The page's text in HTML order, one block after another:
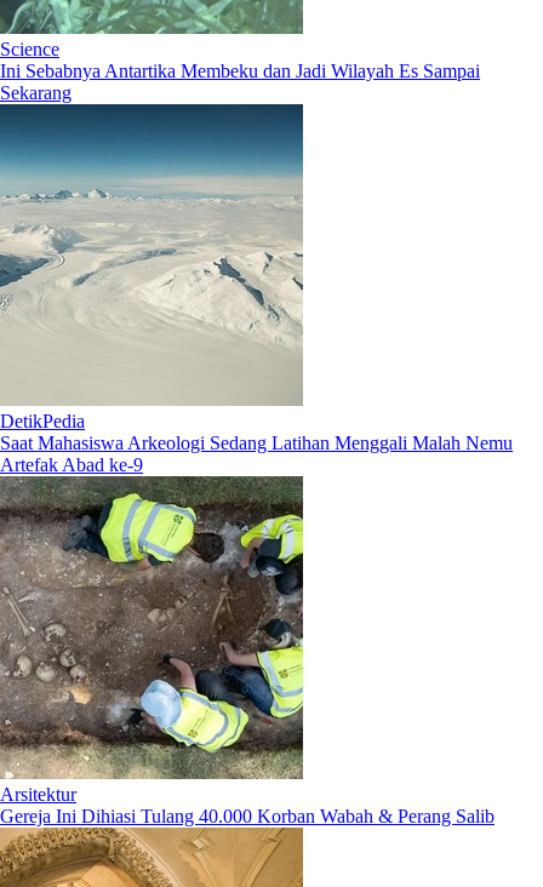
Science
Ini Sebabnya Antartika Membeku dan Jadi Wilayah Es Sampai
Sekarang
DetikPedia
Saat Mahasiswa Arkeologi Sedang Latihan Menggali Malah Nemu
Artefak Abad ke-9
Arsitektur
Gereja Ini Dihiasi Tulang 40.000 Korban Wabah & Perang Salib